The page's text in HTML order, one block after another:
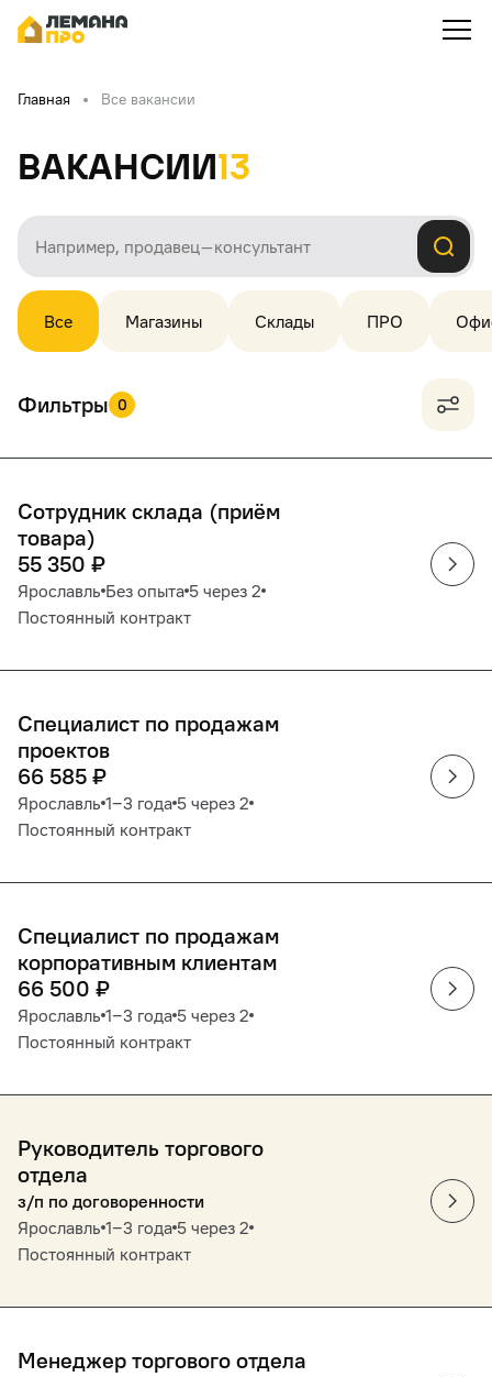
Главная Все вакансии
Вакансии13
Все Магазины Склады ПРО
Фильтры 0
Сотрудник склада (приём
товара)
55 350 ₽
Ярославль Без опыта 5 через 2
Постоянный контракт
Специалист по продажам
проектов
66 585 ₽
Ярославль 1‒3 года 5 через 2
Постоянный контракт
Специалист по продажам
корпоративным клиентам
66 500 ₽
Ярославль 1‒3 года 5 через 2
Постоянный контракт
Руководитель торгового
отдела
з/п по договоренности
Ярославль 1‒3 года 5 через 2
Постоянный контракт
Менеджер торгового отдела